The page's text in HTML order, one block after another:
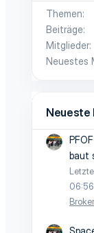
Themen
Beiträge
Mitglieder
Neuestes
Neueste
baut
06:56